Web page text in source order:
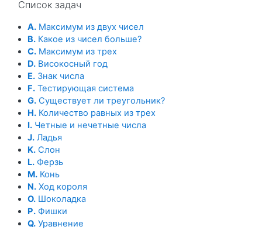
Список задач
A. Максимум из двух чисел
B. Какое из чисел больше?
C. Максимум из трех
D. Високосный год
E. Знак числа
F. Тестирующая система
G. Существует ли треугольник?
H. Количество равных из трех
I. Четные и нечетные числа
J. Ладья
K. Слон
L. Ферзь
M. Конь
N. Ход короля
O. Шоколадка
P. Фишки
Q. Уравнение